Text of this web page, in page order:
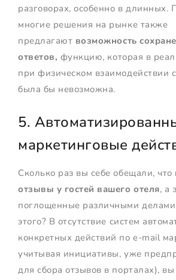
разговорах, особенно в длинных.
многие решения на рынке также
предлагают возможность
ответов, функцию, которая в
при физическом взаимодействии
была бы невозможна.
5.
маркетинговые
Сколько раз вы себе обещали, что
отзывы у гостей вашего отеля, а
поглощенные различными
этого? В отсутствие систем
конкретных действий по e-mail
учитывая инициативы, уже
для сбора отзывов в порталах),